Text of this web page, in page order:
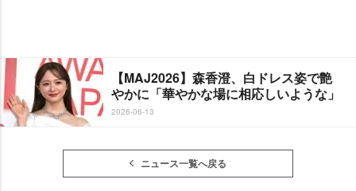
【MAJ2026】森香澄、白ドレス姿で艶
かに「華やかな場に相応しいような」
2026-06-13
ニュース一覧へ戻る